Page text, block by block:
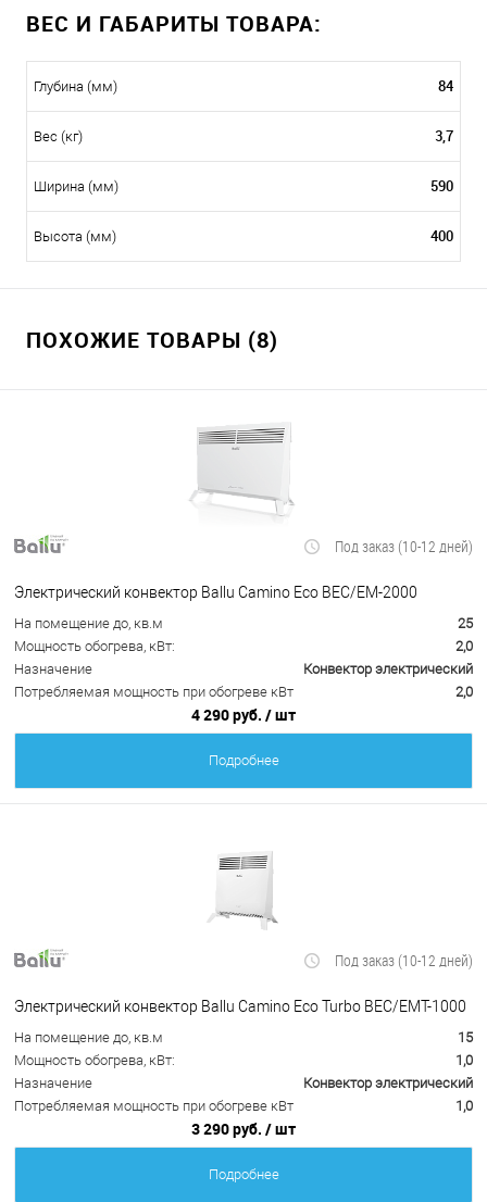
ВЕС И ГАБАРИТЫ ТОВАРА:
Глубина (мм) 84
Вес (кг) 3,7
Ширина (мм) 590
Высота (мм) 400
ПОХОЖИЕ ТОВАРЫ (8)
Под заказ (10-12 дней)
Электрический конвектор Ballu Camino Eco BEC/EM-2000
На помещение до, кв.м
25
Мощность обогрева, кВт:
2,0
Назначение
Конвектор электрический
Потребляемая мощность при обогреве кВт
2,0
4 290 руб. / шт
Подробнее
Под заказ (10-12 дней)
Электрический конвектор Ballu Camino Eco Turbo BEC/EMT-1000
На помещение до, кв.м
15
Мощность обогрева, кВт:
1,0
Назначение
Конвектор электрический
Потребляемая мощность при обогреве кВт
1,0
3 290 руб. / шт
Подробнее